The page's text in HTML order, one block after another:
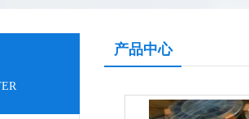
产品中心